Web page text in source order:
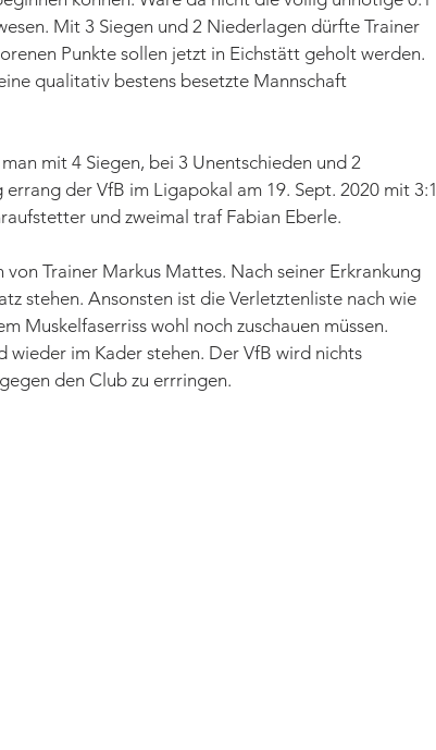
Mit 3 Siegen und 2 Niederlagen dürfte Trainer
Punkte sollen jetzt in Eichstätt geholt werden.
qualitativ bestens besetzte Mannschaft
mit 4 Siegen, bei 3 Unentschieden und 2
der VfB im Ligapokal am 19. Sept. 2020 mit 3:1
und zweimal traf Fabian Eberle.
Trainer Markus Mattes. Nach seiner Erkrankung
stehen. Ansonsten ist die Verletztenliste nach wie
Muskelfaserriss wohl noch zuschauen müssen.
wieder im Kader stehen. Der VfB wird nichts
den Club zu errringen.